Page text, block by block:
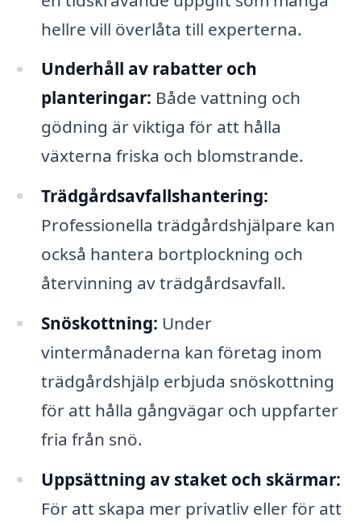
hellre vill överlåta till experterna.
Underhåll av rabatter och
planteringar: Både vattning och
gödning är viktiga för att hålla
växterna friska och blomstrande.
Trädgårdsavfallshantering:
Professionella trädgårdshjälpare kan
också hantera bortplockning och
återvinning av trädgårdsavfall.
Snöskottning: Under
vintermånaderna kan företag inom
trädgårdshjälp erbjuda snöskottning
för att hålla gångvägar och uppfarter
fria från snö.
Uppsättning av staket och skärmar:
För att skapa mer privatliv eller för att